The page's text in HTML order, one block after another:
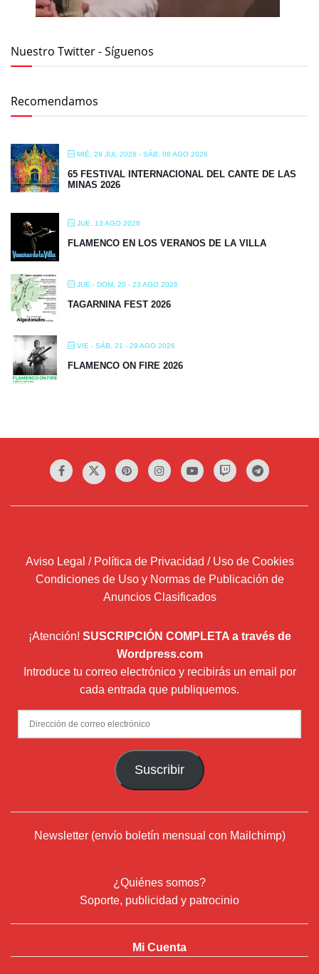
Nuestro Twitter - Síguenos
Recomendamos
MIÉ, 29 JUL 2026 - SÁB, 08 AGO 2026
65 FESTIVAL INTERNACIONAL DEL CANTE DE LAS
MINAS 2026
JUE, 13 AGO 2026
FLAMENCO EN LOS VERANOS DE LA VILLA
JUE - DOM, 20 - 23 AGO 2026
TAGARNINA FEST 2026
VIE - SÁB, 21 - 29 AGO 2026
FLAMENCO ON FIRE 2026
Aviso Legal / Política de Privacidad / Uso de Cookies
Condiciones de Uso y Normas de Publicación de
Anuncios Clasificados
¡Atención! SUSCRIPCIÓN COMPLETA a través de
Wordpress.com
Introduce tu correo electrónico y recibirás un email por
cada entrada que publiquemos.
Dirección
de
Suscribir
Newsletter (envío boletín mensual con Mailchimp)
¿Quiénes somos?
Soporte, publicidad y patrocinio
Mi Cuenta